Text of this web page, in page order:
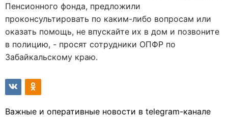
Пенсионного фонда, предложили
проконсультировать по каким-либо вопросам или
оказать помощь, не впускайте их в дом и позвоните
в полицию, - просят сотрудники ОПФР по
Забайкальскому краю.
Важные и оперативные новости в telegram-канале